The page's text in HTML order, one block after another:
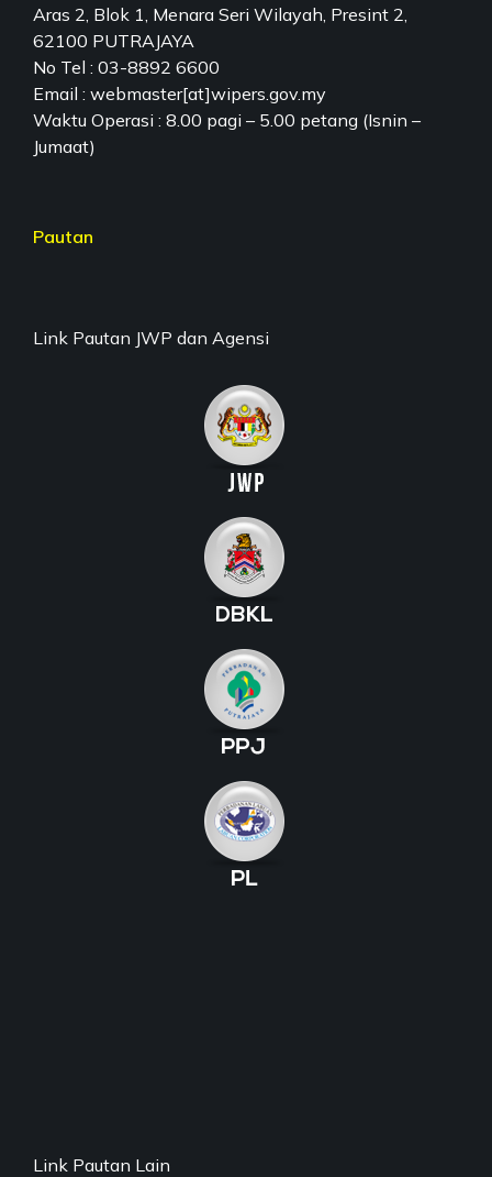
Aras 2, Blok 1, Menara Seri Wilayah, Presint 2,
62100 PUTRAJAYA
No Tel : 03-8892 6600
Email : webmaster[at]wipers.gov.my
Waktu Operasi : 8.00 pagi – 5.00 petang (Isnin –
Jumaat)
Pautan
Link Pautan JWP dan Agensi
Link Pautan Lain